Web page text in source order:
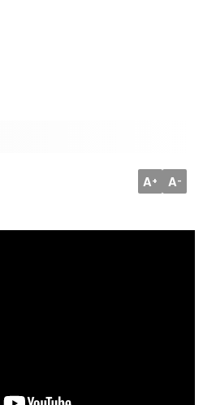
A+ A-